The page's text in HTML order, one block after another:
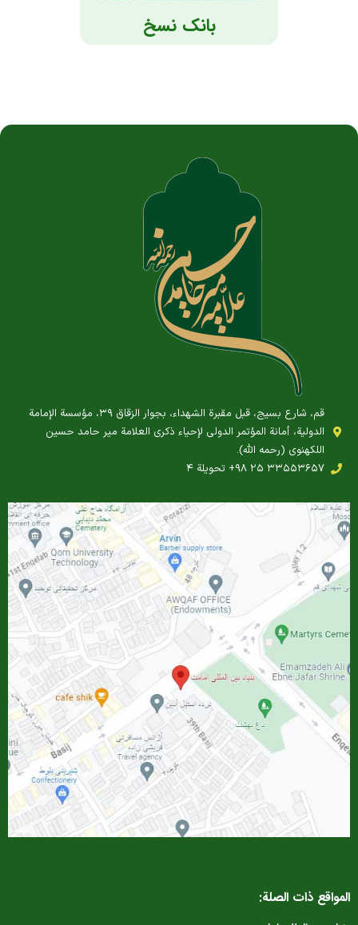
بانک نسخ
قم، شارع بسيج، قبل مقبرة الشهداء، بجوار الزقاق ۳۹، مؤسسة الإمامة
الدولية، أمانة المؤتمر الدولي لإحياء ذكرى العلامة مير حامد حسين
اللكهنوي (رحمه الله).
‎+۹۸ ۲۵ ۳۳۵۵۳۶۵۷ تحويلة ۴
المواقع ذات الصلة: